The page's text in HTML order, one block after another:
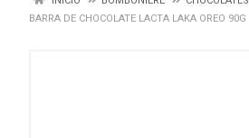
BARRA DE CHOCOLATE LACTA LAKA OREO 90G